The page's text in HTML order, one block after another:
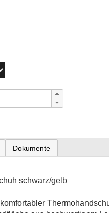
Dokumente
schwarz/gelb